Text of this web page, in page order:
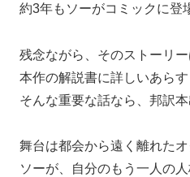
約3年もソーがコミックに登
残念ながら、そのストーリ
本作の解説書に詳しいあら
そんな重要な話なら、邦訳
舞台は都会から遠く離れたオ
ソーが、自分のもう一人の